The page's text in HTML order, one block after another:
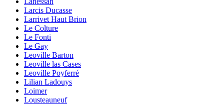
Larcis Ducasse
Larrivet Haut Brion
Le Colture
Le Fonti
Le Gay
Leoville Barton
Leoville las Cases
Leoville Poyferré
Lilian Ladouys
Loimer
Lousteauneuf